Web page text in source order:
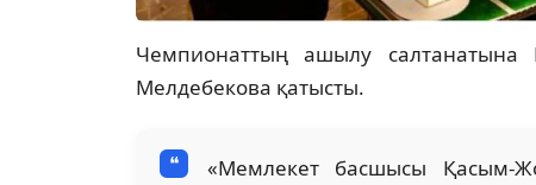
Чемпионаттың ашылу салтанатына
Мелдебекова қатысты.
«Мемлекет басшысы Қасым-